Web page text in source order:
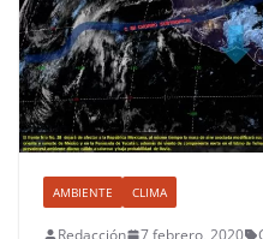
AMBIENTE CLIMA